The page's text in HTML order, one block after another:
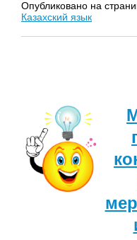
Опубликовано на
Казахский язык